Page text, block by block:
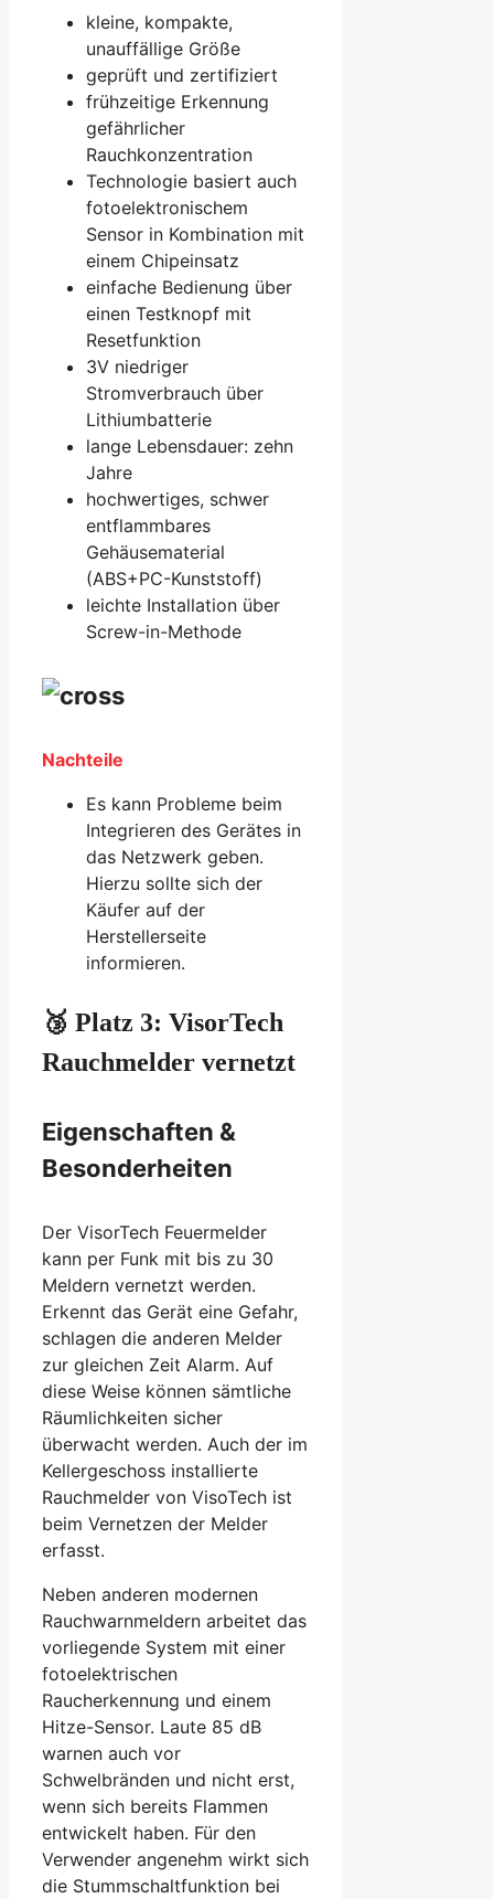
kleine, kompakte,
unauffällige Größe
geprüft und zertifiziert
frühzeitige Erkennung
gefährlicher
Rauchkonzentration
Technologie basiert auch
fotoelektronischem
Sensor in Kombination mit
einem Chipeinsatz
einfache Bedienung über
einen Testknopf mit
Resetfunktion
3V niedriger
Stromverbrauch über
Lithiumbatterie
lange Lebensdauer: zehn
Jahre
hochwertiges, schwer
entflammbares
Gehäusematerial
(ABS+PC-Kunststoff)
leichte Installation über
Screw-in-Methode
Nachteile
Es kann Probleme beim
Integrieren des Gerätes in
das Netzwerk geben.
Hierzu sollte sich der
Käufer auf der
Herstellerseite
informieren.
🥉 Platz 3: VisorTech
Rauchmelder vernetzt
Eigenschaften &
Besonderheiten
Der VisorTech Feuermelder
kann per Funk mit bis zu 30
Meldern vernetzt werden.
Erkennt das Gerät eine Gefahr,
schlagen die anderen Melder
zur gleichen Zeit Alarm. Auf
diese Weise können sämtliche
Räumlichkeiten sicher
überwacht werden. Auch der im
Kellergeschoss installierte
Rauchmelder von VisoTech ist
beim Vernetzen der Melder
erfasst.
Neben anderen modernen
Rauchwarnmeldern arbeitet das
vorliegende System mit einer
fotoelektrischen
Raucherkennung und einem
Hitze-Sensor. Laute 85 dB
warnen auch vor
Schwelbränden und nicht erst,
wenn sich bereits Flammen
entwickelt haben. Für den
Verwender angenehm wirkt sich
die Stummschaltfunktion bei